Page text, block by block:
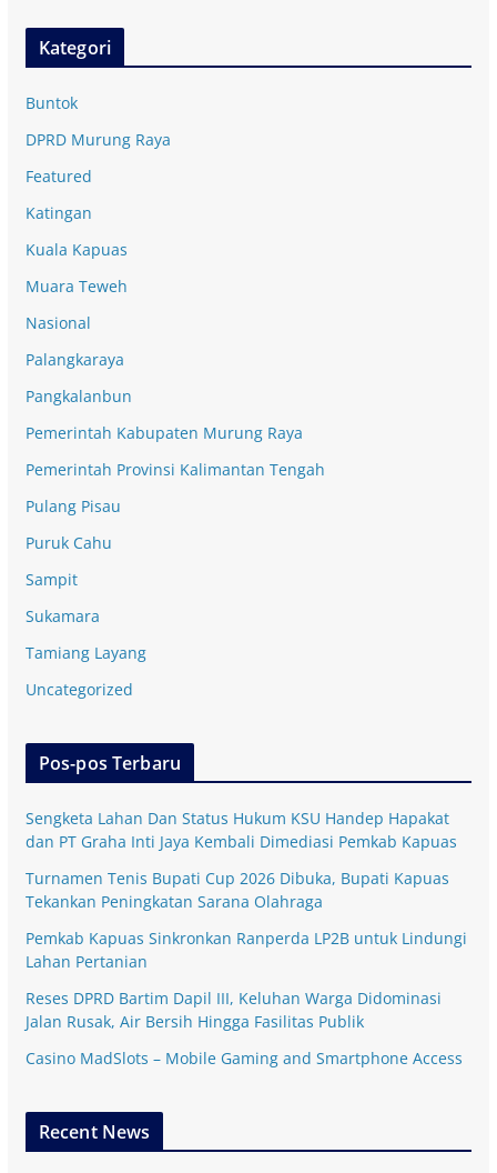
Kategori
Buntok
DPRD Murung Raya
Featured
Katingan
Kuala Kapuas
Muara Teweh
Nasional
Palangkaraya
Pangkalanbun
Pemerintah Kabupaten Murung Raya
Pemerintah Provinsi Kalimantan Tengah
Pulang Pisau
Puruk Cahu
Sampit
Sukamara
Tamiang Layang
Uncategorized
Pos-pos Terbaru
Sengketa Lahan Dan Status Hukum KSU Handep Hapakat
dan PT Graha Inti Jaya Kembali Dimediasi Pemkab Kapuas
Turnamen Tenis Bupati Cup 2026 Dibuka, Bupati Kapuas
Tekankan Peningkatan Sarana Olahraga
Pemkab Kapuas Sinkronkan Ranperda LP2B untuk Lindungi
Lahan Pertanian
Reses DPRD Bartim Dapil III, Keluhan Warga Didominasi
Jalan Rusak, Air Bersih Hingga Fasilitas Publik
Casino MadSlots – Mobile Gaming and Smartphone Access
Recent News